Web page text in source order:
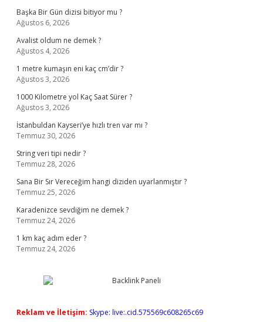
Başka Bir Gün dizisi bitiyor mu ?
Ağustos 6, 2026
Avalist oldum ne demek ?
Ağustos 4, 2026
1 metre kumaşın eni kaç cm’dir ?
Ağustos 3, 2026
1000 Kilometre yol Kaç Saat Sürer ?
Ağustos 3, 2026
İstanbuldan Kayseri’ye hızlı tren var mı ?
Temmuz 30, 2026
String veri tipi nedir ?
Temmuz 28, 2026
Sana Bir Sır Vereceğim hangi diziden uyarlanmıştır ?
Temmuz 25, 2026
Karadenizce sevdiğim ne demek ?
Temmuz 24, 2026
1 km kaç adım eder ?
Temmuz 24, 2026
Reklam ve İletişim: Skype: live:.cid.575569c608265c69